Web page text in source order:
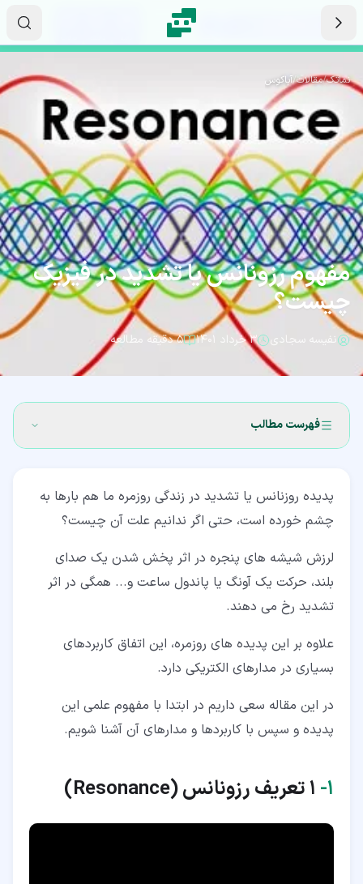
نماتک/مقالات/آباکوس
مفهوم رزونانس یا تشدید در فیزیک
چیست؟
نفیسه سجادی ۳ خرداد ۱۴۰۱ ۵ دقیقه مطالعه
فهرست مطالب
۳‏- 3 مدار تشدید موازی
۴‏- 4 مدار تشدید سری
پدیده روزنانس یا تشدید در زندگی روزمره ما هم بارها به
چشم خورده است، حتی اگر ندانیم علت آن چیست؟
لرزش شیشه های پنجره در اثر پخش شدن یک صدای
بلند، حرکت یک آونگ یا پاندول ساعت و... همگی در اثر
تشدید رخ می دهند.
علاوه بر این پدیده های روزمره، این اتفاق کاربردهای
بسیاری در مدارهای الکتریکی دارد.
در این مقاله سعی داریم در ابتدا با مفهوم علمی این
پدیده و سپس با کاربردها و مدارهای آن آشنا شویم.
۱‏- 1 تعریف رزونانس ( Resonance
)